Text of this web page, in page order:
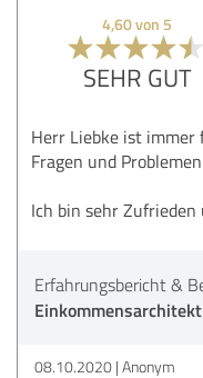
4,60 von 5
SEHR GUT
Herr Liebke ist immer
Fragen und
Ich bin sehr
Erfahrungsbericht &
Einkommensarchitekt
08.10.2020 Anonym